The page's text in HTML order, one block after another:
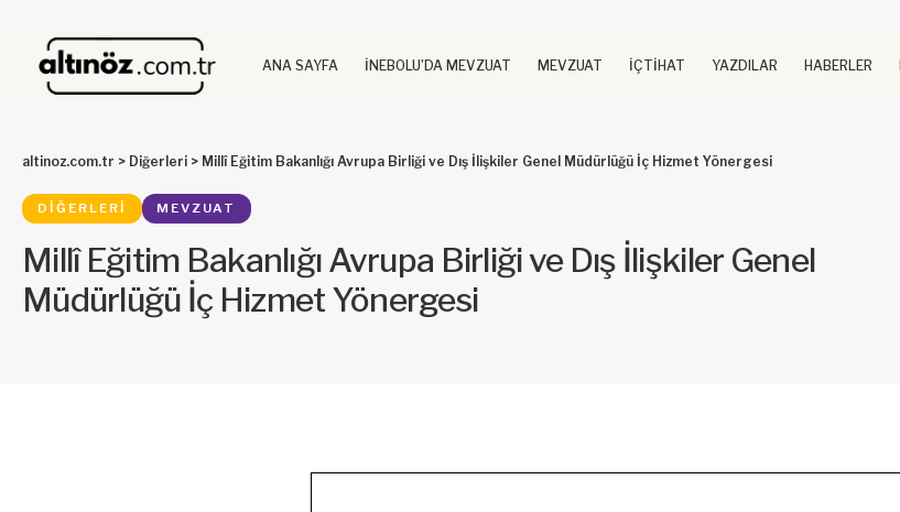
ANA SAYFA İNEBOLU’DA MEVZUAT MEVZUAT İÇTİHAT YAZDILAR HABERLER
altinoz.com.tr > Diğerleri > Millî Eğitim Bakanlığı Avrupa Birliği ve Dış İlişkiler Genel Müdürlüğü İç Hizmet Yönergesi
DIĞERLERI MEVZUAT
Millî Eğitim Bakanlığı Avrupa Birliği ve Dış İlişkiler Genel
Müdürlüğü İç Hizmet Yönergesi